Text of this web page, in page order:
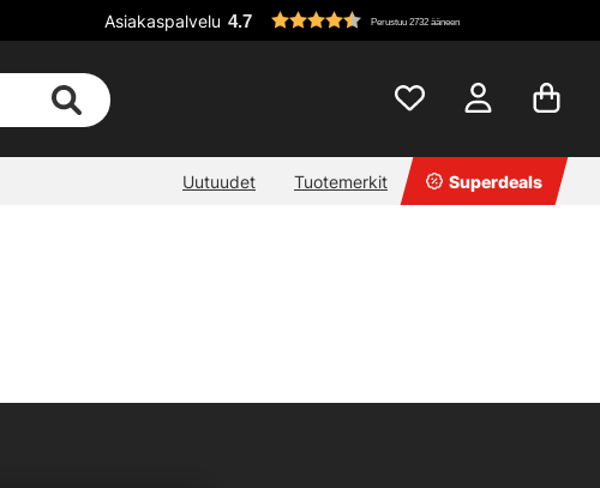
Asiakaspalvelu 4.7 Perustuu 2732 ääneen
Uutuudet Tuotemerkit Superdeals